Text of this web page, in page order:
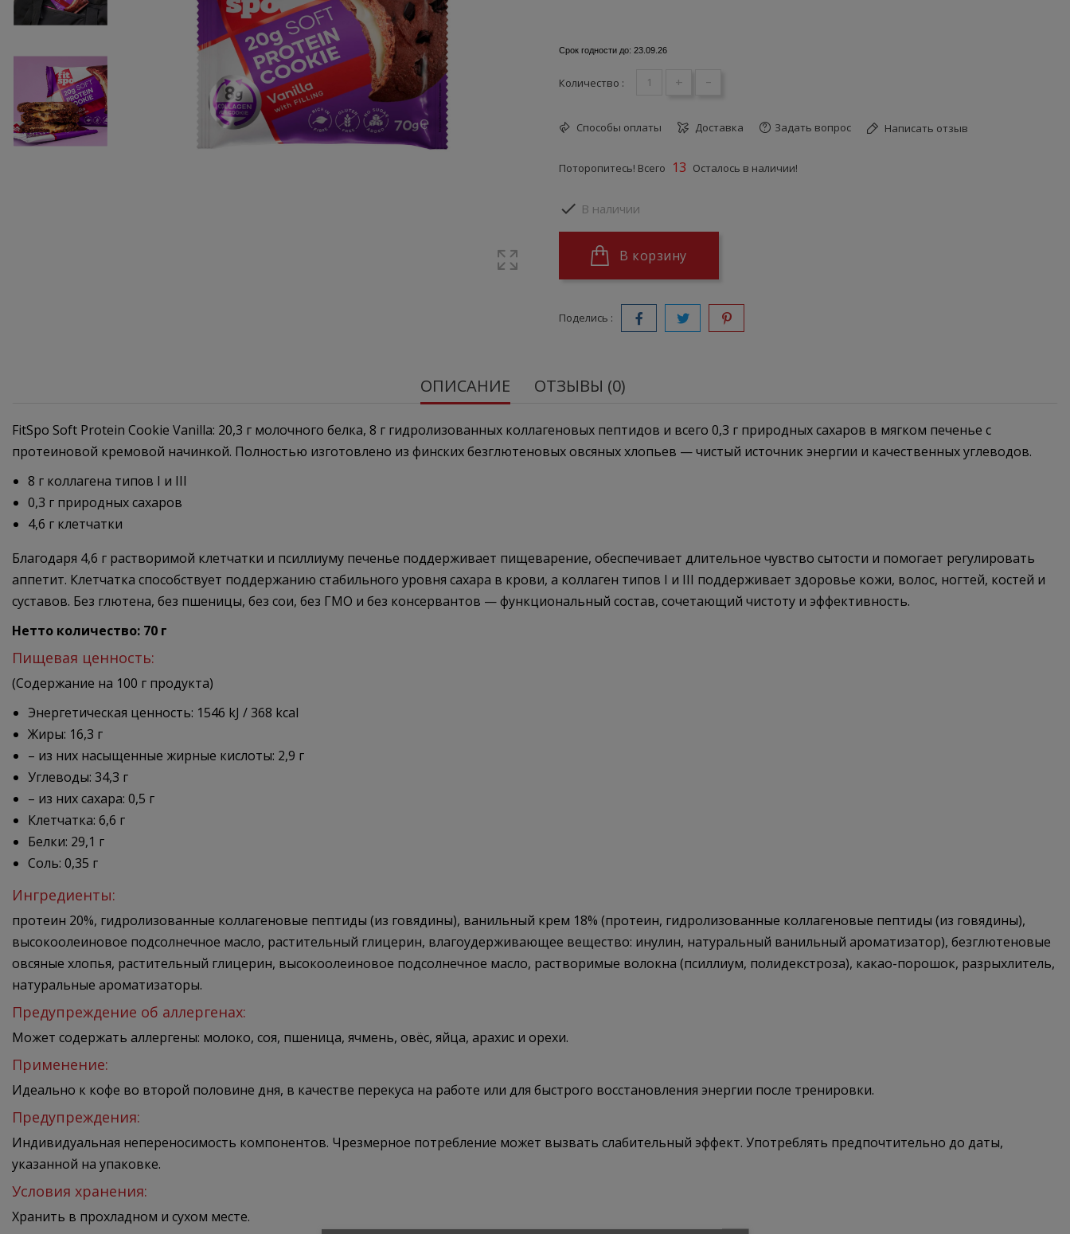
Срок годности до: 23.09.26
Количество : + -
Способы оплаты Доставка Задать вопрос Написать отзыв
Поторопитесь! Всего 13 Осталось в наличии!
 В наличии
В корзину
Поделись :
ОПИСАНИЕ ОТЗЫВЫ (0)
FitSpo Soft Protein Cookie Vanilla: 20,3 г молочного белка, 8 г гидролизованных коллагеновых пептидов и всего 0,3 г природных сахаров в мягком печенье с
протеиновой кремовой начинкой. Полностью изготовлено из финских безглютеновых овсяных хлопьев — чистый источник энергии и качественных углеводов.
8 г коллагена типов I и III
0,3 г природных сахаров
4,6 г клетчатки
Благодаря 4,6 г растворимой клетчатки и псиллиуму печенье поддерживает пищеварение, обеспечивает длительное чувство сытости и помогает регулировать
аппетит. Клетчатка способствует поддержанию стабильного уровня сахара в крови, а коллаген типов I и III поддерживает здоровье кожи, волос, ногтей, костей и
суставов. Без глютена, без пшеницы, без сои, без ГМО и без консервантов — функциональный состав, сочетающий чистоту и эффективность.
Нетто количество: 70 г
Пищевая ценность:
(Содержание на 100 г продукта)
Энергетическая ценность: 1546 kJ / 368 kcal
Жиры: 16,3 г
– из них насыщенные жирные кислоты: 2,9 г
Углеводы: 34,3 г
– из них сахара: 0,5 г
Клетчатка: 6,6 г
Белки: 29,1 г
Соль: 0,35 г
Ингредиенты:
протеин 20%, гидролизованные коллагеновые пептиды (из говядины), ванильный крем 18% (протеин, гидролизованные коллагеновые пептиды (из говядины),
высокоолеиновое подсолнечное масло, растительный глицерин, влагоудерживающее вещество: инулин, натуральный ванильный ароматизатор), безглютеновые
овсяные хлопья, растительный глицерин, высокоолеиновое подсолнечное масло, растворимые волокна (псиллиум, полидекстроза), какао-порошок, разрыхлитель,
натуральные ароматизаторы.
Предупреждение об аллергенах:
Может содержать аллергены: молоко, соя, пшеница, ячмень, овёс, яйца, арахис и орехи.
Применение:
Идеально к кофе во второй половине дня, в качестве перекуса на работе или для быстрого восстановления энергии после тренировки.
Предупреждения:
Индивидуальная непереносимость компонентов. Чрезмерное потребление может вызвать слабительный эффект. Употреблять предпочтительно до даты,
указанной на упаковке.
Условия хранения:
Хранить в прохладном и сухом месте.